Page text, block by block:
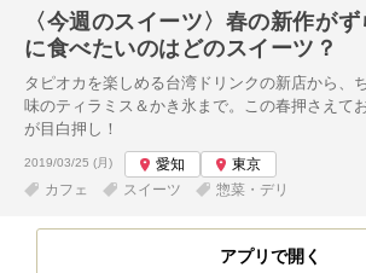
〈今週のスイーツ〉春の新作が
に食べたいのはどのスイーツ？
タピオカを楽しめる台湾ドリンクの新店から、
味のティラミス＆かき氷まで。この春押さえて
が目白押し！
投稿日:
2019/03/25 (月) 愛知
東京
カフェ
スイーツ 惣菜・デリ
アプリで開く